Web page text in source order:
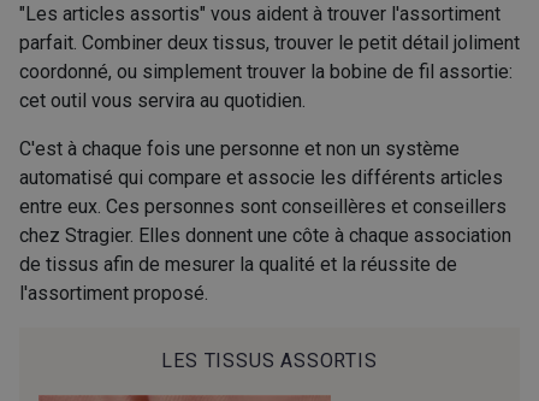
200 - Toucan Vert 201 - Toucan Bleu
5 - Solar 301 - Azurite
10 - Fjord 12 - Laponie
"Les articles assortis" vous aident à trouver l'assortiment
parfait. Combiner deux tissus, trouver le petit détail joliment
coordonné, ou simplement trouver la bobine de fil assortie:
cet outil vous servira au quotidien.
C'est à chaque fois une personne et non un système
automatisé qui compare et associe les différents articles
entre eux. Ces personnes sont conseillères et conseillers
chez Stragier. Elles donnent une côte à chaque association
de tissus afin de mesurer la qualité et la réussite de
l'assortiment proposé.
LES TISSUS ASSORTIS